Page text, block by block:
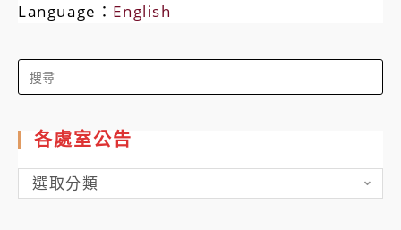
Language： English
Search
for:
各處室公告
各
處
選取分類